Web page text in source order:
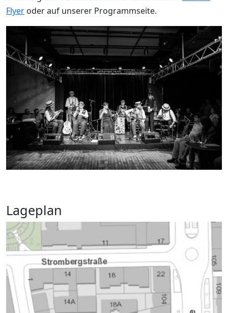
Flyer oder auf unserer Programmseite.
Lageplan